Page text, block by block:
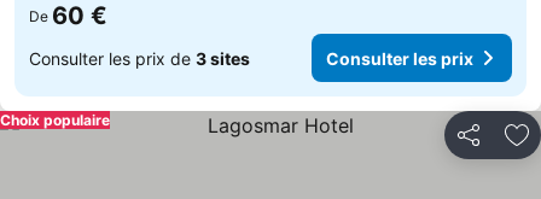
De 60 €
Consulter les prix de 3 sites Consulter les prix
Partager
Choix populaire